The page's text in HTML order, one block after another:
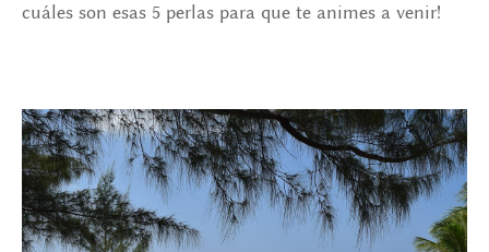
cuáles son esas 5 perlas para que te animes a venir!